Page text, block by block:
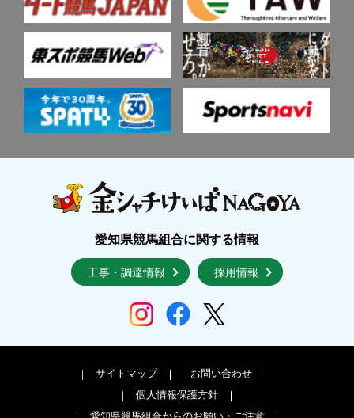
愛知県競馬組合に関する情報
工事・調達情報 採用情報
サイトマップ
お問い合わせ
個人情報保護方針